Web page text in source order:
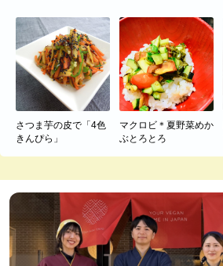
さつま芋の皮で「4色
きんぴら」
マクロビ＊夏野菜めか
ぶとろとろ